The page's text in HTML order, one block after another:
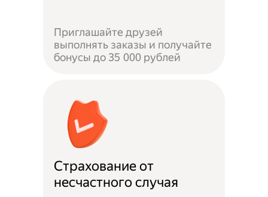
Приглашайте друзей
выполнять заказы и получайте
бонусы до 35 000 рублей
Страхование от
несчастного случая